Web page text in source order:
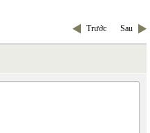
Trước Sau